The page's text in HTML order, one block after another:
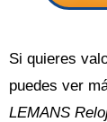
Si quieres
puedes ver
LEMANS